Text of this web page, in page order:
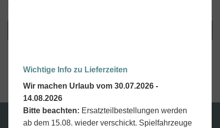
Lieferzeit:
Wichtige Info zu Lieferzeiten
Wir machen Urlaub vom 30.07.2026 -
14.08.2026
Bitte beachten: Ersatzteilbestellungen werden
ab dem 15.08. wieder verschickt. Spielfahrzeuge